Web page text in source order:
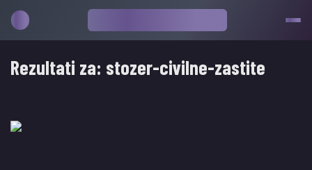
Rezultati za: stozer-civilne-zastite